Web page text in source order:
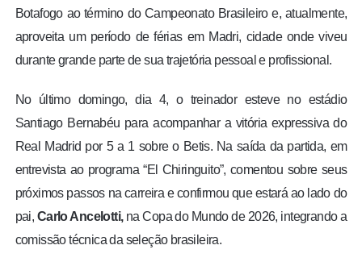
TV LPB
FOTOS
Botafogo ao término do Campeonato Brasileiro e, atualmente,
aproveita um período de férias em Madri, cidade onde viveu
durante grande parte de sua trajetória pessoal e profissional.
No último domingo, dia 4, o treinador esteve no estádio
Santiago Bernabéu para acompanhar a vitória expressiva do
Real Madrid por 5 a 1 sobre o Betis. Na saída da partida, em
entrevista ao programa “El Chiringuito”, comentou sobre seus
próximos passos na carreira e confirmou que estará ao lado do
pai, Carlo Ancelotti, na Copa do Mundo de 2026, integrando a
comissão técnica da seleção brasileira.